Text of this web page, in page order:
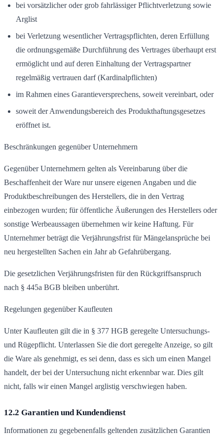
bei vorsätzlicher oder grob fahrlässiger Pflichtverletzung sowie
Arglist
bei Verletzung wesentlicher Vertragspflichten, deren Erfüllung
die ordnungsgemäße Durchführung des Vertrages überhaupt erst
ermöglicht und auf deren Einhaltung der Vertragspartner
regelmäßig vertrauen darf (Kardinalpflichten)
im Rahmen eines Garantieversprechens, soweit vereinbart, oder
soweit der Anwendungsbereich des Produkthaftungsgesetzes
eröffnet ist.
Beschränkungen gegenüber Unternehmern
Gegenüber Unternehmern gelten als Vereinbarung über die
Beschaffenheit der Ware nur unsere eigenen Angaben und die
Produktbeschreibungen des Herstellers, die in den Vertrag
einbezogen wurden; für öffentliche Äußerungen des Herstellers oder
sonstige Werbeaussagen übernehmen wir keine Haftung. Für
Unternehmer beträgt die Verjährungsfrist für Mängelansprüche bei
neu hergestellten Sachen ein Jahr ab Gefahrübergang.
Die gesetzlichen Verjährungsfristen für den Rückgriffsanspruch
nach § 445a BGB bleiben unberührt.
Regelungen gegenüber Kaufleuten
Unter Kaufleuten gilt die in § 377 HGB geregelte Untersuchungs-
und Rügepflicht. Unterlassen Sie die dort geregelte Anzeige, so gilt
die Ware als genehmigt, es sei denn, dass es sich um einen Mangel
handelt, der bei der Untersuchung nicht erkennbar war. Dies gilt
nicht, falls wir einen Mangel arglistig verschwiegen haben.
12.2 Garantien und Kundendienst
Informationen zu gegebenenfalls geltenden zusätzlichen Garantien